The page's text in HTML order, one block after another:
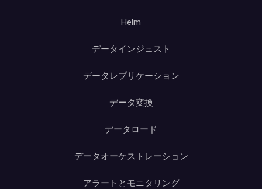
Helm
データインジェスト
データレプリケーション
データ変換
データロード
データオーケストレーション
アラートとモニタリング